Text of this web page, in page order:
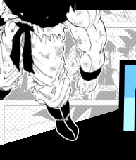
MOVIE